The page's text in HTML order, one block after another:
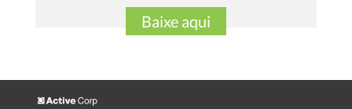
Baixe aqui